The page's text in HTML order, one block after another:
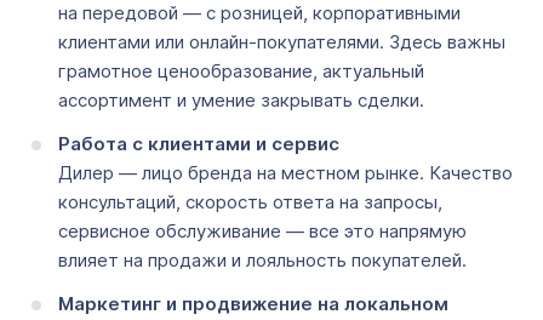
на передовой — с розницей, корпоративными
клиентами или онлайн-покупателями. Здесь важны
грамотное ценообразование, актуальный
ассортимент и умение закрывать сделки.
Работа с клиентами и сервис
Дилер — лицо бренда на местном рынке. Качество
консультаций, скорость ответа на запросы,
сервисное обслуживание — все это напрямую
влияет на продажи и лояльность покупателей.
Маркетинг и продвижение на локальном